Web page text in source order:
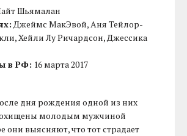
Шьямалан
Джеймс МакЭвой, Аня Тейлор-
Хейли Лу Ричардсон, Джессика
в РФ: 16 марта 2017
дня рождения одной из них
молодым мужчиной
они выясняют, что тот страдает